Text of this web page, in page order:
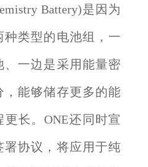
Battery)是因为
类型的电池组，一
一边是采用能量密
，能够储存更多的能
长。ONE还同时宣
协议，将应用于纯